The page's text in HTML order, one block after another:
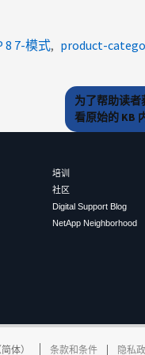
8 7-模式 product-
为了帮助读
看原始的 KB
培训
社区
Digital Support Blog
NetApp Neighborhood
体） 条款和条件 隐私